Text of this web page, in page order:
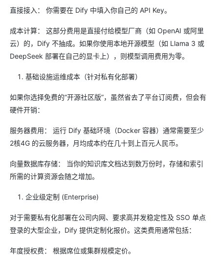
直接接入： 你需要在 Dify 中填入你自己的 API Key。
成本计算： 这部分费用是直接付给模型厂商（如 OpenAI 或阿里
云）的，Dify 不抽成。如果你使用本地开源模型（如 Llama 3 或
DeepSeek 部署在自己的显卡上），则模型调用费用为零。
基础设施运维成本（针对私有化部署）
如果你选择免费的“开源社区版”，虽然省去了平台订阅费，但会有
硬件开销：
服务器费用： 运行 Dify 基础环境（Docker 容器）通常需要至少
2核4G 的云服务器，月均成本约在几十到上百元人民币。
向量数据库存储： 当你的知识库文档达到数万份时，存储和索引
所需的计算资源会随之增加。
企业级定制 (Enterprise)
对于需要私有化部署在公司内网、要求高并发稳定性及 SSO 单点
登录的大型企业，Dify 提供定制化报价。这类费用通常包括：
年度授权费： 根据席位或集群规模定价。